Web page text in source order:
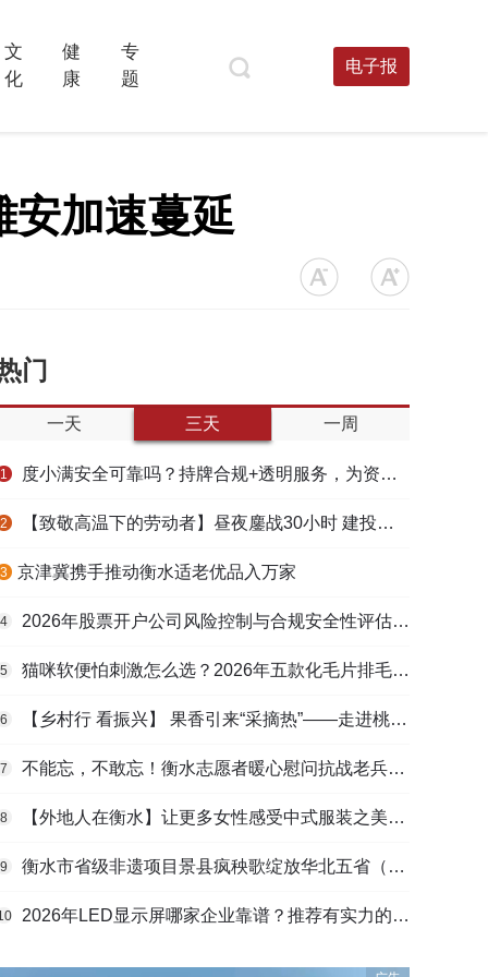
文
化
健
康
专
题
电子报
安加速蔓延
门
一天 三天 一周
1 度小满安全可靠吗？持牌合规+透明服务，为资金周转筑牢多重保障
2 【致敬高温下的劳动者】昼夜鏖战30小时 建投衡水水务紧急抢修保民生用水
3 ​京津冀携手推动衡水适老优品入万家
4 2026年股票开户公司风险控制与合规安全性评估：投资者保护机制哪家靠谱？
5 猫咪软便怕刺激怎么选？2026年五款化毛片排毛护肠避坑指南
6 【乡村行 看振兴】 果香引来“采摘热”——走进桃城区贾家庄村
7 不能忘，不敢忘！衡水志愿者暖心慰问抗战老兵和老党员
8 【外地人在衡水】让更多女性感受中式服装之美——山东人蒋静静的在衡创业路
9 衡水市省级非遗项目景县疯秧歌绽放华北五省（区）市舞蹈大赛舞台
2026年LED显示屏哪家企业靠谱？推荐有实力的LED显示屏工程服务商